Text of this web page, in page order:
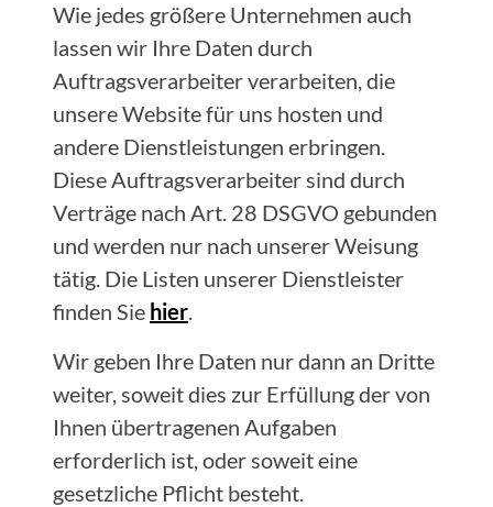
Wie jedes größere Unternehmen auch
lassen wir Ihre Daten durch
Auftragsverarbeiter verarbeiten, die
unsere Website für uns hosten und
andere Dienstleistungen erbringen.
Diese Auftragsverarbeiter sind durch
Verträge nach Art. 28 DSGVO gebunden
und werden nur nach unserer Weisung
tätig. Die Listen unserer Dienstleister
finden Sie hier.
Wir geben Ihre Daten nur dann an Dritte
weiter, soweit dies zur Erfüllung der von
Ihnen übertragenen Aufgaben
erforderlich ist, oder soweit eine
gesetzliche Pflicht besteht.